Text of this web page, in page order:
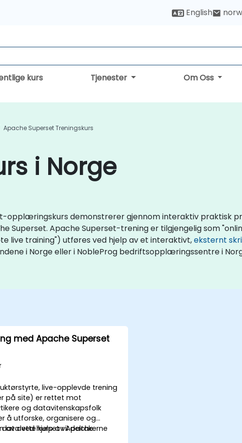
English
kurs Tjenester Om Oss
Apache Superset Treningskurs
i Norge
opplæringskurs demonstrerer gjennom interaktiv praktisk
Superset. Apache Superset-trening er tilgjengelig som
live training") utføres ved hjelp av et interaktivt,eksternt
i Norge eller i NobleProg bedriftsopplæringssentre i
med Apache Superset
live-opplevde trening
på site) er rettet mot
og datavitenskapsfolk
å utforske, organisere og
data ved hjelp av Apache
av dette kurset vil deltakerne